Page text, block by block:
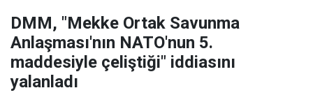
DMM, "Mekke Ortak Savunma
Anlaşması'nın NATO'nun 5.
maddesiyle çeliştiği" iddiasını
yalanladı